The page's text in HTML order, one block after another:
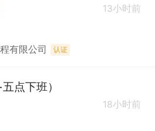
13小时前
有限公司 认证
点下班）
18小时前